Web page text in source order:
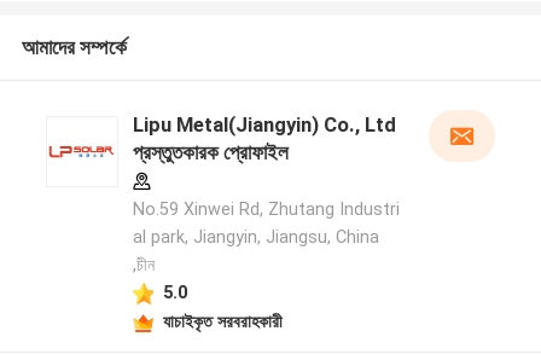
আমাদের সম্পর্কে
Lipu Metal(Jiangyin) Co., Ltd
প্রস্তুতকারক প্রোফাইল
No.59 Xinwei Rd, Zhutang Industri
al park, Jiangyin, Jiangsu, China
,চীন
5.0
যাচাইকৃত সরবরাহকারী